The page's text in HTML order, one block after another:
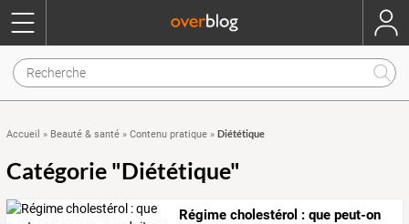
Accueil » Beauté & santé » Contenu pratique » Diététique
Catégorie "Diététique"
Régime cholestérol : que peut-on